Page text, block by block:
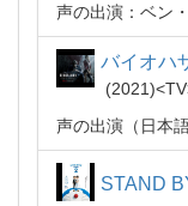
声の出演：ベン
バイオハ
2021
TV
声の出演（日本
STAND